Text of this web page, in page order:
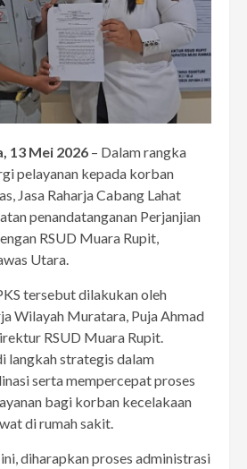
13 Mei 2026 – Dalam rangka
pelayanan kepada korban
Jasa Raharja Cabang Lahat
penandatanganan Perjanjian
RSUD Muara Rupit,
Utara.
tersebut dilakukan oleh
Wilayah Muratara, Puja Ahmad
RSUD Muara Rupit.
langkah strategis dalam
serta mempercepat proses
bagi korban kecelakaan
di rumah sakit.
diharapkan proses administrasi